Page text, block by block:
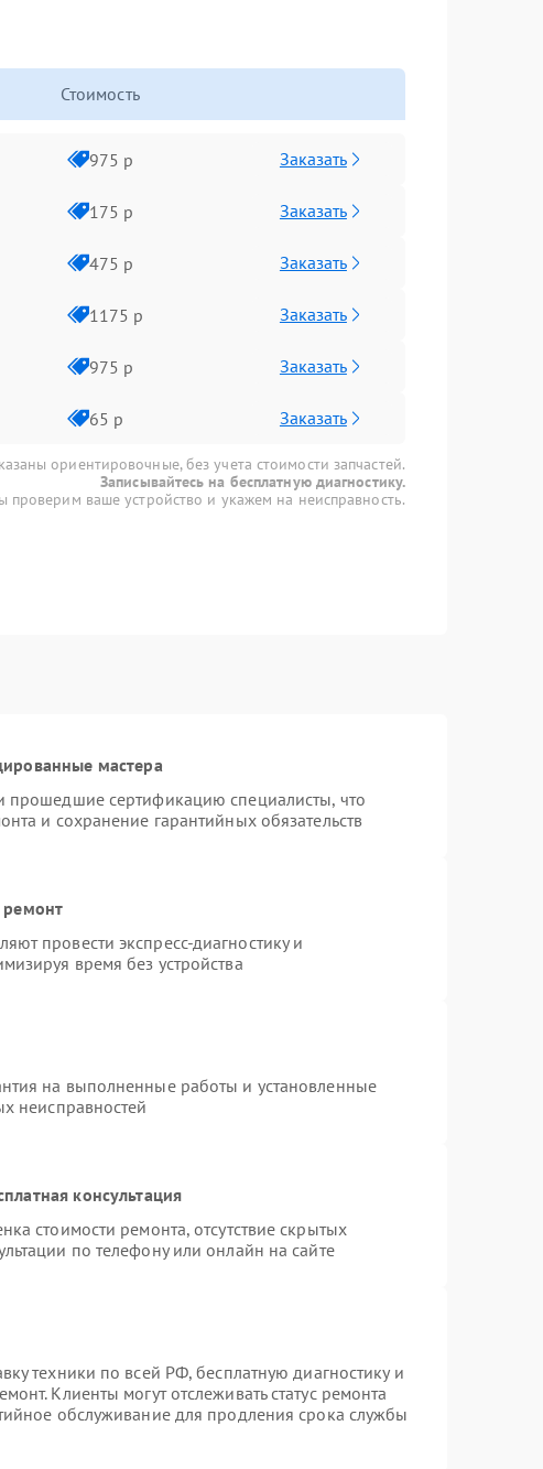
Стоимость
975 р Заказать
175 р Заказать
475 р Заказать
1175 р Заказать
975 р Заказать
65 р Заказать
ориентировочные, без учета стоимости запчастей.
Записывайтесь на бесплатную диагностику.
проверим ваше устройство и укажем на неисправность.
мастера
прошедшие сертификацию специалисты, что
и сохранение гарантийных обязательств
ремонт
провести экспресс-диагностику и
время без устройства
на выполненные работы и установленные
неисправностей
консультация
стоимости ремонта, отсутствие скрытых
по телефону или онлайн на сайте
техники по всей РФ, бесплатную диагностику и
Клиенты могут отслеживать статус ремонта
обслуживание для продления срока службы